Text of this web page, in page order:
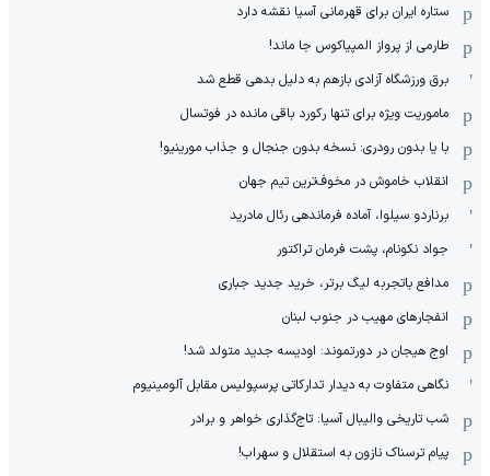
ستاره ایران برای قهرمانی آسیا نقشه دارد
طارمی از پرواز المپیاکوس جا ماند!
برق ورزشگاه آزادی بازهم به دلیل بدهی قطع شد
ماموریت ویژه برای تنها رکورد باقی مانده در فوتسال
با یا بدون رودری: نسخه بدون جنجال و جذاب مورینیو!
انقلاب خاموش در مخوف‌‌ترین تیم جهان
برناردو سیلوا، آماده فرماندهی رئال مادرید
جواد نکونام، پشت فرمان تراکتور
مدافع باتجربه لیگ برتر، خرید جدید جباری
انفجارهای مهیب در جنوب لبنان
اوج هیجان در دورتموند: اودیسه جدید متولد شد!
نگاهی متفاوت به دیدار تدارکاتی پرسپولیس مقابل آلومینیوم
شب تاریخی والیبال آسیا: تاج‌گذاری خواهر و برادر
پیام ترسناک نازون به استقلال و سهراب!